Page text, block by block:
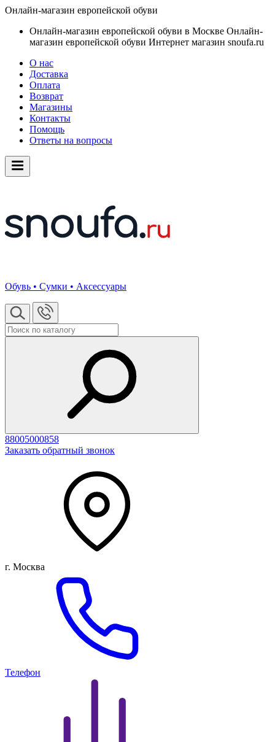
Онлайн-магазин европейской обуви
Онлайн-магазин европейской обуви в Москве Онлайн-
магазин европейской обуви Интернет магазин snoufa.ru
О нас
Доставка
Оплата
Возврат
Магазины
Контакты
Помощь
Ответы на вопросы
Обувь • Сумки • Аксессуары
88005000858
Заказать обратный звонок
г. Москва
Телефон